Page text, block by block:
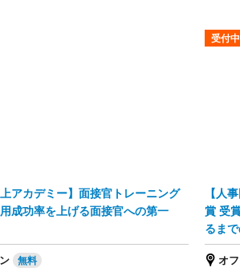
上アカデミー】面接官トレーニング
成功率を上げる面接官への第一
受付中
【人
賞 受
るま
オ